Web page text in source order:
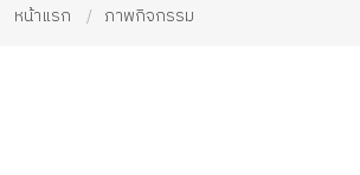
หน้าแรก ภาพกิจกรรม